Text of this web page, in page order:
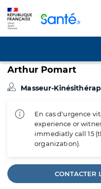
Arthur Pomart
Masseur-
En cas d'urgence
experience or
immediatly call 15
organization).
CONTACTER